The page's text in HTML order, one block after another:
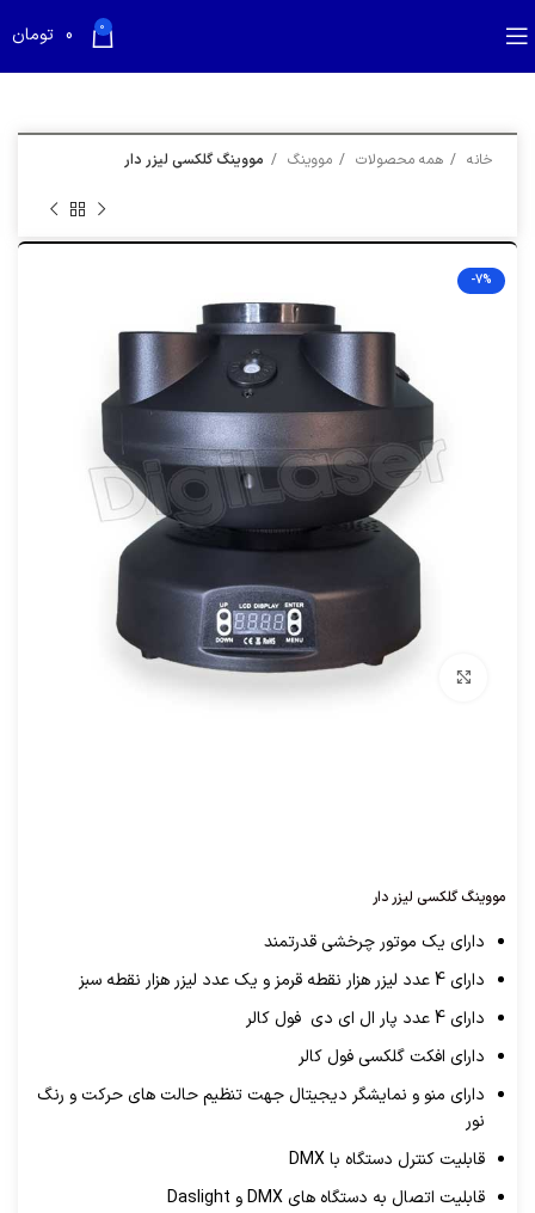
0
0 تومان
خانه همه محصولات مووینگ مووینگ گلکسی لیزر دار
-7%
برای بزرگنمایی کلیک کنید
مووینگ گلکسی لیزر دار
دارای یک موتور چرخشی قدرتمند
دارای 4 عدد لیزر هزار نقطه قرمز و یک عدد لیزر هزار نقطه سبز
دارای 4 عدد پار ال ای دی فول کالر
دارای افکت گلکسی فول کالر
دارای منو و نمایشگر دیجیتال جهت تنظیم حالت های حرکت و رنگ
نور
قابلیت کنترل دستگاه با DMX
قابلیت اتصال به دستگاه های DMX و Daslight